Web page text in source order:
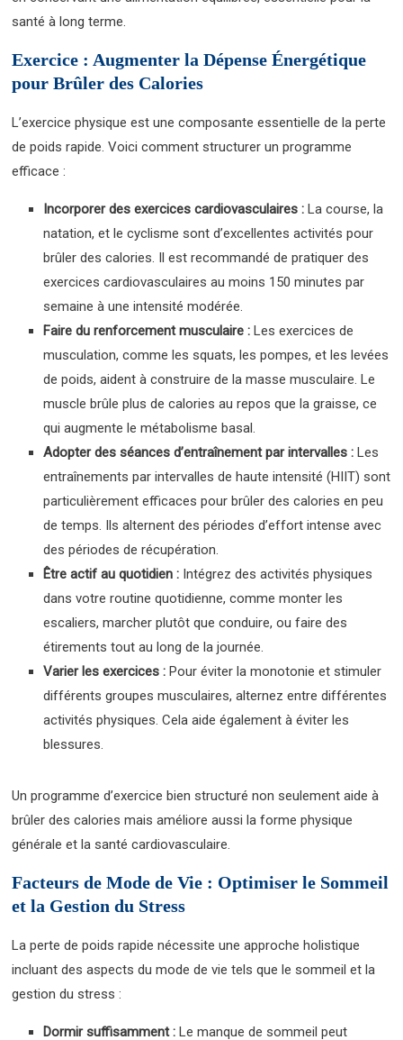
santé à long terme.
Exercice : Augmenter la Dépense Énergétique
pour Brûler des Calories
L’exercice physique est une composante essentielle de la perte
de poids rapide. Voici comment structurer un programme
efficace :
Incorporer des exercices cardiovasculaires : La course, la
natation, et le cyclisme sont d’excellentes activités pour
brûler des calories. Il est recommandé de pratiquer des
exercices cardiovasculaires au moins 150 minutes par
semaine à une intensité modérée.
Faire du renforcement musculaire : Les exercices de
musculation, comme les squats, les pompes, et les levées
de poids, aident à construire de la masse musculaire. Le
muscle brûle plus de calories au repos que la graisse, ce
qui augmente le métabolisme basal.
Adopter des séances d’entraînement par intervalles : Les
entraînements par intervalles de haute intensité (HIIT) sont
particulièrement efficaces pour brûler des calories en peu
de temps. Ils alternent des périodes d’effort intense avec
des périodes de récupération.
Être actif au quotidien : Intégrez des activités physiques
dans votre routine quotidienne, comme monter les
escaliers, marcher plutôt que conduire, ou faire des
étirements tout au long de la journée.
Varier les exercices : Pour éviter la monotonie et stimuler
différents groupes musculaires, alternez entre différentes
activités physiques. Cela aide également à éviter les
blessures.
Un programme d’exercice bien structuré non seulement aide à
brûler des calories mais améliore aussi la forme physique
générale et la santé cardiovasculaire.
Facteurs de Mode de Vie : Optimiser le Sommeil
et la Gestion du Stress
La perte de poids rapide nécessite une approche holistique
incluant des aspects du mode de vie tels que le sommeil et la
gestion du stress :
Dormir suffisamment : Le manque de sommeil peut